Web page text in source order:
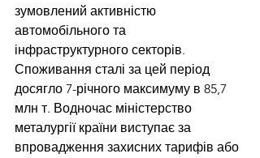
зумовлений активністю
автомобільного та
інфраструктурного секторів.
Споживання сталі за цей період
досягло 7-річного максимуму в 85,7
млн т. Водночас міністерство
металургії країни виступає за
впровадження захисних тарифів або